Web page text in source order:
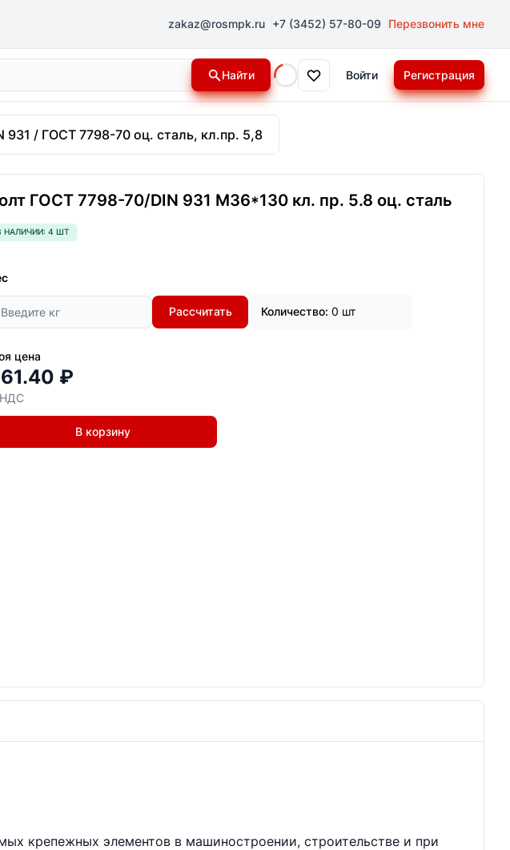
zakaz@rosmpk.ru +7 (3452) 57-80-09 Перезвонить мне
Найти
Loading...
Войти Регистрация
931 / ГОСТ 7798-70 оц. сталь, кл.пр. 5,8
ГОСТ 7798-70/DIN 931 М36*130 кл. пр. 5.8 оц. сталь
НАЛИЧИИ: 4 ШТ
Рассчитать Количество: 0 шт
цена
₽
В корзину
крепежных элементов в машиностроении, строительстве и при